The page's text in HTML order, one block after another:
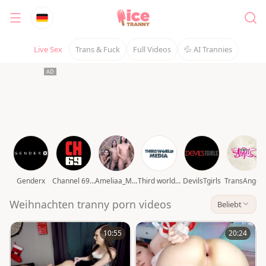
Live Sex Trans & Fuck Full Videos 💦 AI Trannies
Genderx Channel 69 video Ameliaa_Mckinley Third world media movies DevilsTgirls TransAngels
Weihnachten tranny porn videos Beliebt
10:55 20:24